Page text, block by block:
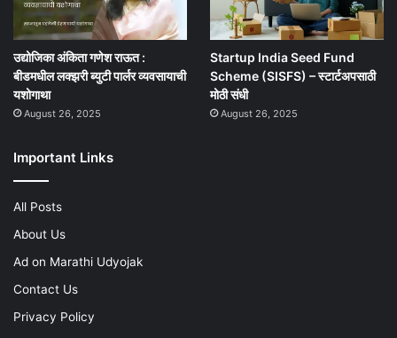
उद्योजिका अंकिता गणेश राऊत :
बीडमधील लक्झरी ब्युटी पार्लर व्यवसायाची
यशोगाथा
August 26, 2025
Startup India Seed Fund
Scheme (SISFS) – स्टार्टअपसाठी
मोठी संधी
August 26, 2025
Important Links
All Posts
About Us
Ad on Marathi Udyojak
Contact Us
Privacy Policy